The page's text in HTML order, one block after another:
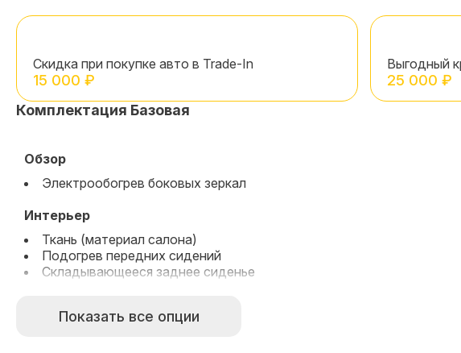
Скидка при покупке авто в Trade-In
15 000 ₽
Выгодный
25 000 ₽
Комплектация Базовая
Обзор
Электрообогрев боковых зеркал
Интерьер
Ткань (материал салона)
Подогрев передних сидений
Складывающееся заднее сиденье
Показать все опции